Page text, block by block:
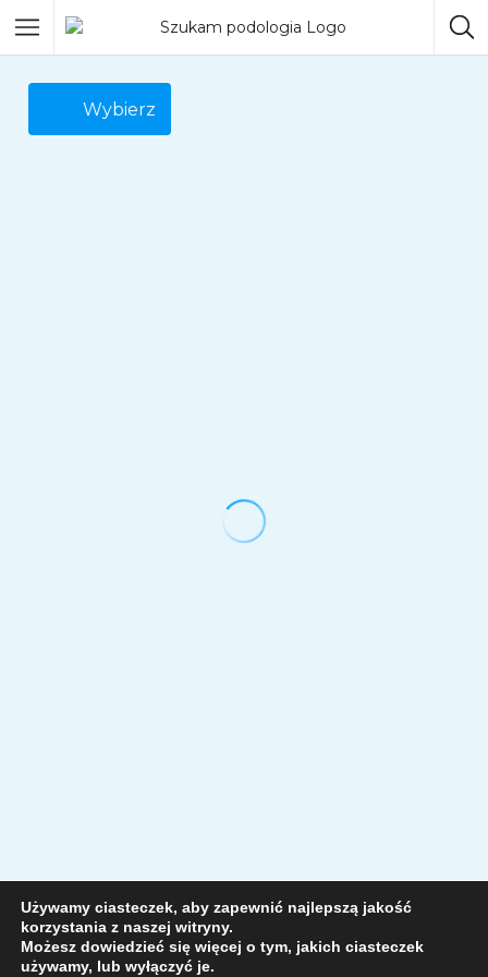
Wybierz
Używamy ciasteczek, aby zapewnić najlepszą jakość
korzystania z naszej witryny.
Możesz dowiedzieć się więcej o tym, jakich ciasteczek
używamy, lub wyłączyć je.